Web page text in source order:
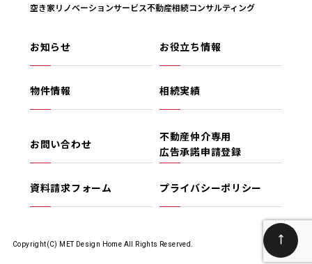
空き家リノベーションサービス不動産相続コンサルティング
お知らせ お役立ち情報
物件情報 相続実績
お問い合わせ
不動産仲介専用
広告承諾申請登録
資料請求フォーム プライバシーポリシー
Copyright(C) MET Design Home All Rights Reserved.